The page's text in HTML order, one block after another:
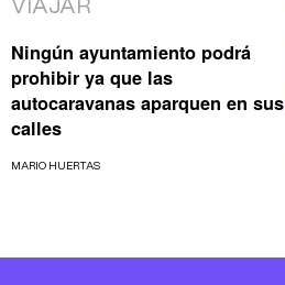
VIAJAR
Ningún ayuntamiento podrá
prohibir ya que las
autocaravanas aparquen en sus
calles
MARIO HUERTAS